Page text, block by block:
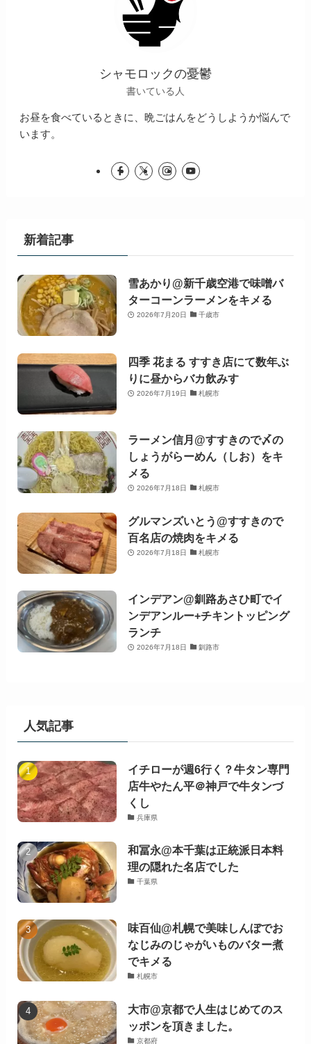
シャモロックの憂鬱
書いている人
お昼を食べているときに、晩ごはんをどうしようか悩んで
います。
新着記事
雪あかり@新千歳空港で味噌バ
ターコーンラーメンをキメる
2026年7月20日 千歳市
四季 花まる すすき店にて数年ぶ
りに昼からバカ飲みす
2026年7月19日 札幌市
ラーメン信月@すすきので〆の
しょうがらーめん（しお）をキ
メる
2026年7月18日 札幌市
グルマンズいとう@すすきので
百名店の焼肉をキメる
2026年7月18日 札幌市
インデアン@釧路あさひ町でイ
ンデアンルー+チキントッピング
ランチ
2026年7月18日 釧路市
人気記事
イチローが週6行く？牛タン専門
店牛やたん平＠神戸で牛タンづ
くし
兵庫県
和冨永@本千葉は正統派日本料
理の隠れた名店でした
千葉県
味百仙@札幌で美味しんぼでお
なじみのじゃがいものバター煮
でキメる
札幌市
大市@京都で人生はじめてのス
ッポンを頂きました。
京都府